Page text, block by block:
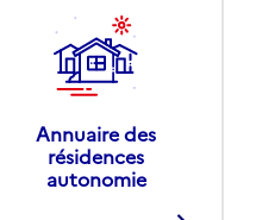
Annuaire des
résidences
autonomie